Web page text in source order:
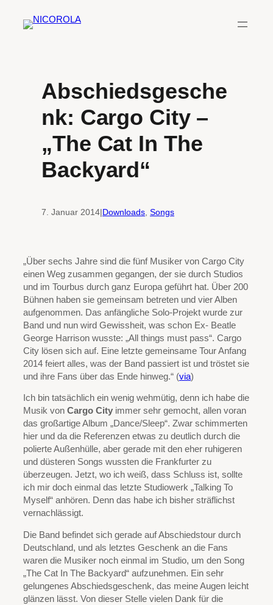
Inhalt
Abschiedsgesche
nk: Cargo City –
„The Cat In The
Backyard“
7. Januar 2014|Downloads Songs
„Über sechs Jahre sind die fünf Musiker von Cargo City
einen Weg zusammen gegangen, der sie durch Studios
und im Tourbus durch ganz Europa geführt hat. Über 200
Bühnen haben sie gemeinsam betreten und vier Alben
aufgenommen. Das anfängliche Solo-Projekt wurde zur
Band und nun wird Gewissheit, was schon Ex- Beatle
George Harrison wusste: „All things must pass“. Cargo
City lösen sich auf. Eine letzte gemeinsame Tour Anfang
2014 feiert alles, was der Band passiert ist und tröstet sie
und ihre Fans über das Ende hinweg.“ (via)
Ich bin tatsächlich ein wenig wehmütig, denn ich habe die
Musik von Cargo City immer sehr gemocht, allen voran
das großartige Album „Dance/Sleep“. Zwar schimmerten
hier und da die Referenzen etwas zu deutlich durch die
polierte Außenhülle, aber gerade mit den eher ruhigeren
und düsteren Songs wussten die Frankfurter zu
überzeugen. Jetzt, wo ich weiß, dass Schluss ist, sollte
ich mir doch einmal das letzte Studiowerk „Talking To
Myself“ anhören. Denn das habe ich bisher sträflichst
vernachlässigt.
Die Band befindet sich gerade auf Abschiedstour durch
Deutschland, und als letztes Geschenk an die Fans
waren die Musiker noch einmal im Studio, um den Song
„The Cat In The Backyard“ aufzunehmen. Ein sehr
gelungenes Abschiedsgeschenk, das meine Augen leicht
glänzen lässt. Von dieser Stelle vielen Dank für die